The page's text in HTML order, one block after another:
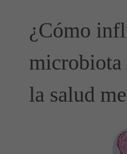
¿Cómo
microbiota
la salud